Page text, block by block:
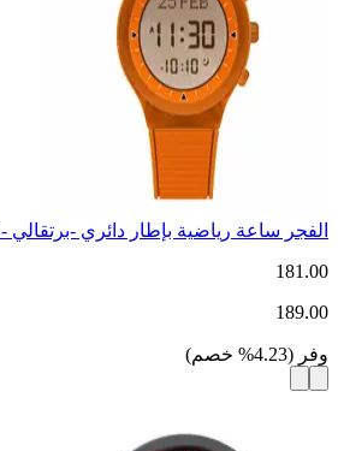
الفجر ساعة رياضية بإطار دائري -برتقالي - WY-16
181.00
189.00
وفر (
4.23
% خصم)